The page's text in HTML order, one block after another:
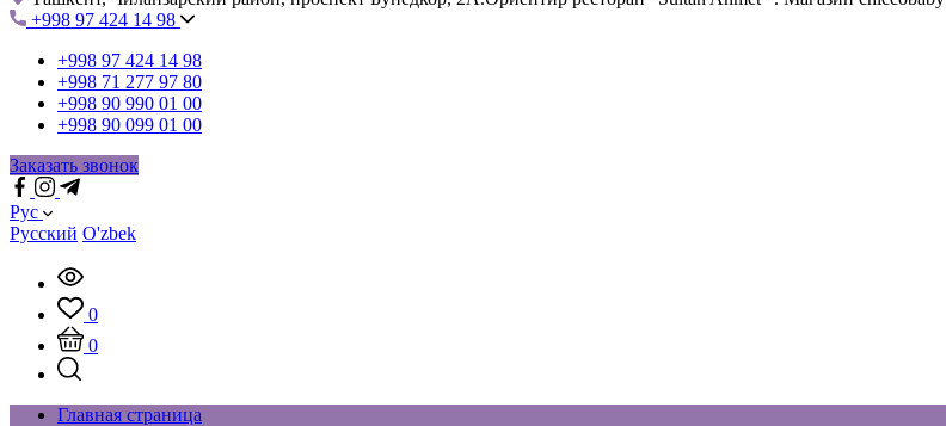
+998 97 424 14 98
+998 97 424 14 98
+998 71 277 97 80
+998 90 990 01 00
+998 90 099 01 00
Заказать звонок
Рус
Русский O'zbek
0
0
Главная страница